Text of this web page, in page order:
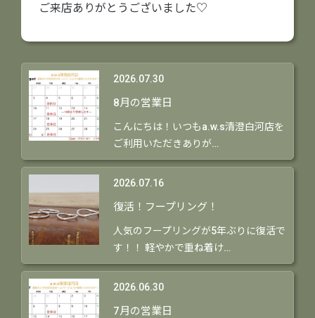
ご来店ありがとうございました♡
2026.07.30
8月の営業日
こんにちは！いつもa.w.s清澄白河店を
ご利用いただきありが…
2026.07.16
復活！フープリング！
人気のフープリングが5年ぶりに復活で
す！！ 軽やかで重ね着け…
2026.06.30
7月の営業日